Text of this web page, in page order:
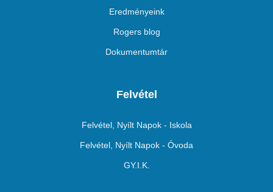
Eredményeink
Rogers blog
Dokumentumtár
Felvétel
Felvétel, Nyílt Napok - Iskola
Felvétel, Nyílt Napok - Óvoda
GY.I.K.